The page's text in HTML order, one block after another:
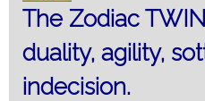
The Zodiac
duality, agility,
indecision.